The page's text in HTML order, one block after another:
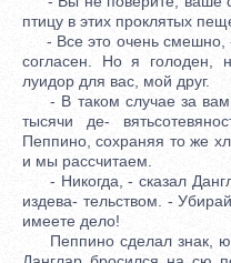
птицу в этих проклятых
- Все это очень смешно, -
согласен. Но я
луидор для вас, мой друг.
- В таком случае за вами
тысячи де-
Пеппино, сохраняя то же
и мы рассчитаем.
- Никогда, - сказал
издева- тельством. -
имеете дело!
Пеппино сделал знак,